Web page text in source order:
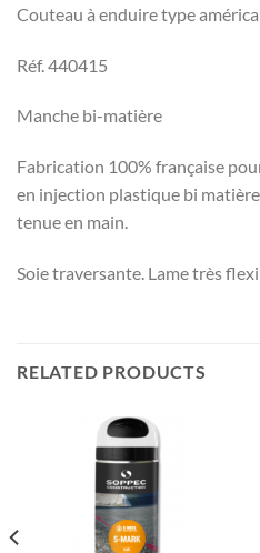
Couteau à enduire type
Réf. 440415
Manche bi-matière
Fabrication 100% française
en injection plastique bi
tenue en main.
Soie traversante. Lame très
RELATED PRODUCTS